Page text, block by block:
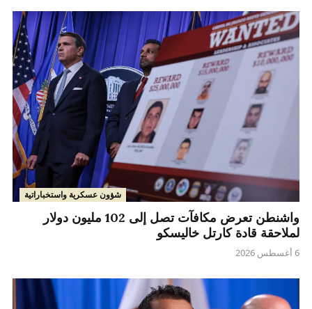
شؤون عسكرية واستخباراتية
واشنطن تعرض مكافآت تصل إلى 102 مليون دولار
لملاحقة قادة كارتل خاليسكو
6 أغسطس 2026